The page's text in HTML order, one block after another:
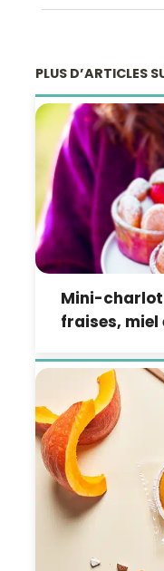
PLUS D’ARTICLES
Mini-
fraises,